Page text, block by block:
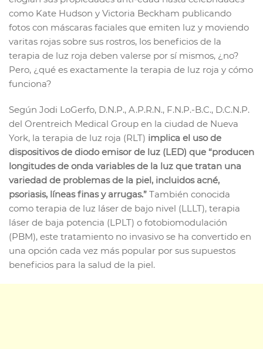
como Kate Hudson y Victoria Beckham publicando
fotos con máscaras faciales que emiten luz y moviendo
varitas rojas sobre sus rostros, los beneficios de la
terapia de luz roja deben valerse por sí mismos, ¿no?
Pero, ¿qué es exactamente la terapia de luz roja y cómo
funciona?
Según Jodi LoGerfo, D.N.P., A.P.R.N., F.N.P.-B.C., D.C.N.P.
del Orentreich Medical Group en la ciudad de Nueva
York, la terapia de luz roja (RLT) implica el uso de
dispositivos de diodo emisor de luz (LED) que “producen
longitudes de onda variables de la luz que tratan una
variedad de problemas de la piel, incluidos acné,
psoriasis, líneas finas y arrugas.” También conocida
como terapia de luz láser de bajo nivel (LLLT), terapia
láser de baja potencia (LPLT) o fotobiomodulación
(PBM), este tratamiento no invasivo se ha convertido en
una opción cada vez más popular por sus supuestos
beneficios para la salud de la piel.